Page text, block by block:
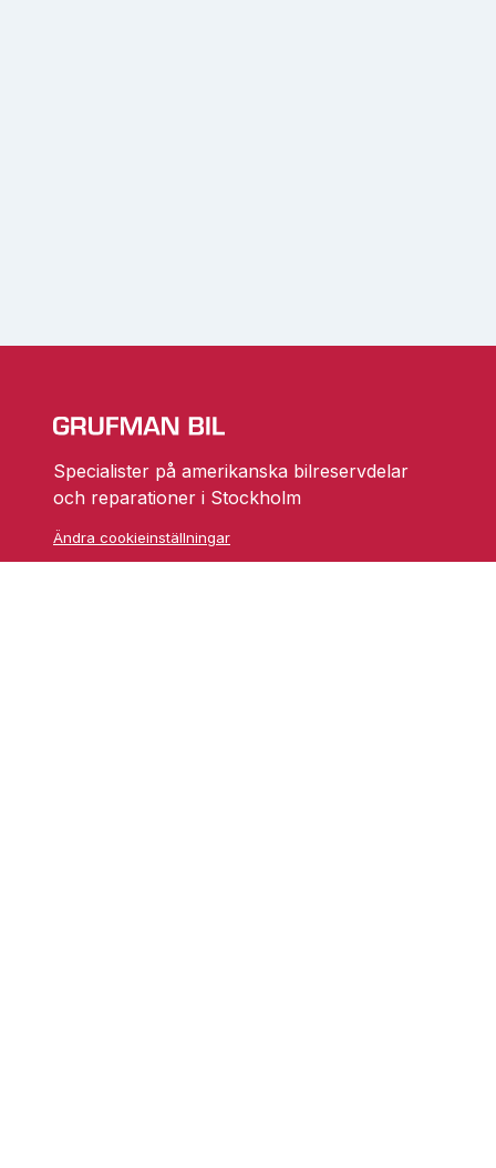
Specialister på amerikanska bilreservdelar
och reparationer i Stockholm
Ändra cookieinställningar